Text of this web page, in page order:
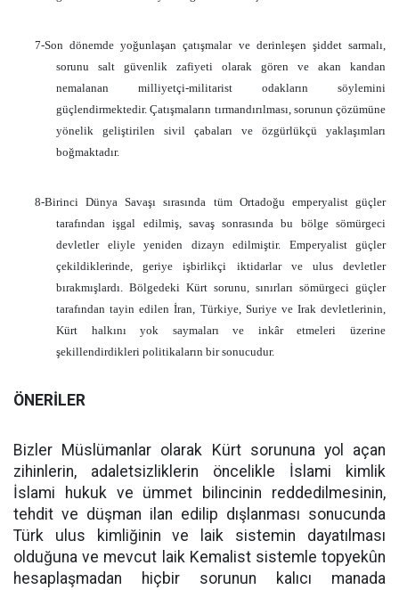
7-Son dönemde yoğunlaşan çatışmalar ve derinleşen şiddet sarmalı,
sorunu salt güvenlik zafiyeti olarak gören ve akan kandan
nemalanan milliyetçi-militarist odakların söylemini
güçlendirmektedir. Çatışmaların tırmandırılması, sorunun çözümüne
yönelik geliştirilen sivil çabaları ve özgürlükçü yaklaşımları
boğmaktadır.
8-Birinci Dünya Savaşı sırasında tüm Ortadoğu emperyalist güçler
tarafından işgal edilmiş, savaş sonrasında bu bölge sömürgeci
devletler eliyle yeniden dizayn edilmiştir. Emperyalist güçler
çekildiklerinde, geriye işbirlikçi iktidarlar ve ulus devletler
bırakmışlardı. Bölgedeki Kürt sorunu, sınırları sömürgeci güçler
tarafından tayin edilen İran, Türkiye, Suriye ve Irak devletlerinin,
Kürt halkını yok saymaları ve inkâr etmeleri üzerine
şekillendirdikleri politikaların bir sonucudur.
ÖNERİLER
Bizler Müslümanlar olarak Kürt sorununa yol açan
zihinlerin, adaletsizliklerin öncelikle İslami kimlik
İslami hukuk ve ümmet bilincinin reddedilmesinin,
tehdit ve düşman ilan edilip dışlanması sonucunda
Türk ulus kimliğinin ve laik sistemin dayatılması
olduğuna ve mevcut laik Kemalist sistemle topyekûn
hesaplaşmadan hiçbir sorunun kalıcı manada